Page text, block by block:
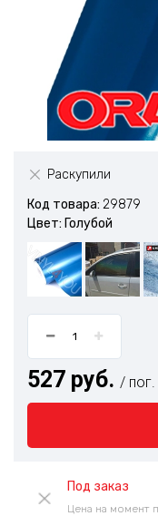
Раскупили
Код товара: 29879
Цвет: Голубой
527 руб. /
Под заказ
Цена на момент